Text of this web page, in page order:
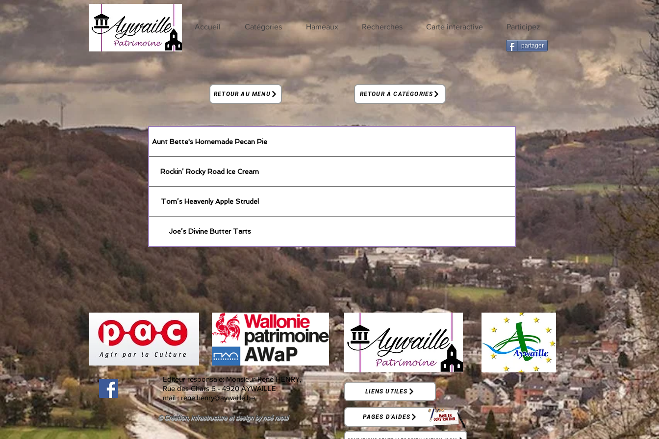
Accueil Catégories Hameaux Recherches Carte interactive Participez
partager
RETOUR AU MENU RETOUR À CATÉGORIES
Aunt Bette's Homemade Pecan Pie
Rockin’ Rocky Road Ice Cream
Tom’s Heavenly Apple Strudel
Joe’s Divine Butter Tarts
Editeur responsale:Monsieur René HENRY,
Rue des Chars 6 -4920 AYWAILLE
mail : rene.henry@aywaille.be
© Création, infrastructure et design by noé raoul
LIENS UTILES
PAGES D'AIDES